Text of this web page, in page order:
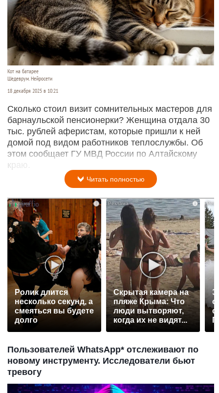
Кот на батарее
Шедеврум. Нейросети
18 декабря 2025 в 10:21
Сколько стоил визит сомнительных мастеров для
барнаульской пенсионерки? Женщина отдала 30
тыс. рублей аферистам, которые пришли к ней
домой под видом работников теплослужбы. Об
этом сообщает ГУ МВД России по Алтайскому
краю.
Читать полностью
Ролик длится
несколько секунд, а
смеяться вы будете
долго
i
Скрытая камера на
пляже Крыма: Что
люди вытворяют,
когда их не видят...
Пользователей WhatsApp* отслеживают по
новому инструменту. Исследователи бьют
тревогу